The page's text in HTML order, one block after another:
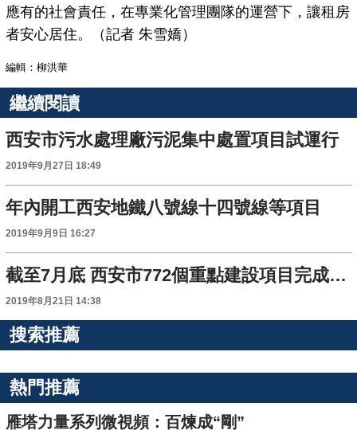
應有的社會責任，在專業化管理團隊的運營下，讓租房
者安心居住。（記者 朱雪嬌）
編輯：柳洪華
繼續閱讀
西安市污水處理廠污泥集中處置項目試運行
2019年9月27日 18:49
年內開工西安地鐵八號線十四號線等項目
2019年9月9日 16:27
截至7月底 西安市772個重點建設項目完成投資2640.87億元
2019年8月21日 14:38
搜索推薦
熱門推薦
雁塔力量系列微視頻：百煉成“剛”